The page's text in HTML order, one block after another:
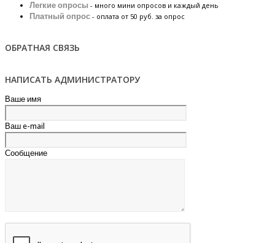
Легкие опросы - много мини опросов и каждый день
Платный опрос - оплата от 50 руб. за опрос
ОБРАТНАЯ СВЯЗЬ
НАПИСАТЬ АДМИНИСТРАТОРУ
Ваше имя
Ваш e-mail
Сообщение